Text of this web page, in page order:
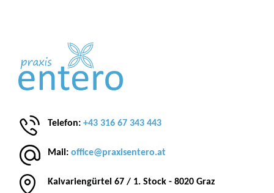
Telefon: +43 316 67 343 443
Mail: office@praxisentero.at
Kalvariengürtel 67 / 1. Stock - 8020 Graz